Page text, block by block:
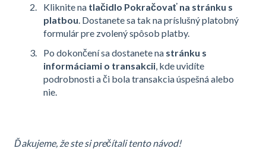
Kliknite na tlačidlo Pokračovať na stránku s
platbou . Dostanete sa tak na príslušný platobný
formulár pre zvolený spôsob platby.
Po dokončení sa dostanete na stránku s
informáciami o transakcii, kde uvidíte
podrobnosti a či bola transakcia úspešná alebo
nie.
Ďakujeme, že ste si prečítali tento návod!